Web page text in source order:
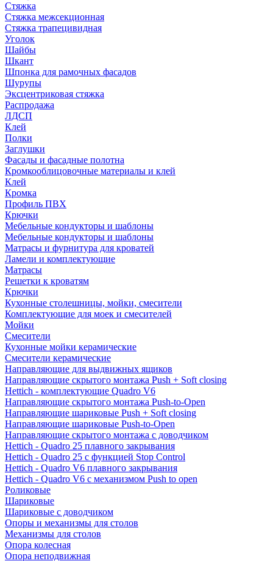
Стяжка
Стяжка межсекционная
Стяжка трапецивидная
Уголок
Шайбы
Шкант
Шпонка для рамочных фасадов
Шурупы
Эксцентриковая стяжка
Распродажа
ЛДСП
Клей
Полки
Заглушки
Фасады и фасадные полотна
Кромкооблицовочные материалы и клей
Клей
Кромка
Профиль ПВХ
Крючки
Мебельные кондукторы и шаблоны
Мебельные кондукторы и шаблоны
Матрасы и фурнитура для кроватей
Ламели и комплектующие
Матрасы
Решетки к кроватям
Крючки
Кухонные столешницы, мойки, смесители
Комплектующие для моек и смесителей
Мойки
Смесители
Кухонные мойки керамические
Смесители керамические
Направляющие для выдвижных ящиков
Направляющие скрытого монтажа Push + Soft closing
Hettich - комплектующие Quadro V6
Направляющие скрытого монтажа Push-to-Open
Направляющие шариковые Push + Soft closing
Направляющие шариковые Push-to-Open
Направляющие скрытого монтажа с доводчиком
Hettich - Quadro 25 плавного закрывания
Hettich - Quadro 25 с функцией Stop Control
Hettich - Quadro V6 плавного закрывания
Hettich - Quadro V6 с механизмом Push to open
Роликовые
Шариковые
Шариковые с доводчиком
Опоры и механизмы для столов
Механизмы для столов
Опора колесная
Опора неподвижная